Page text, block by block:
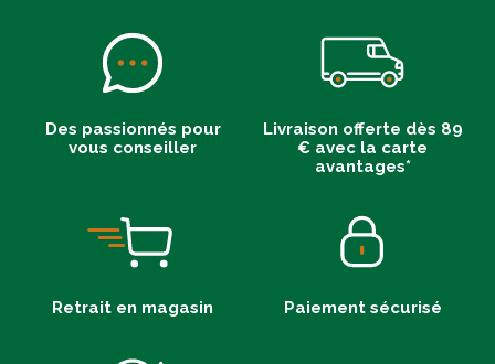
Des passionnés pour
vous conseiller
Livraison offerte dès 89
€ avec la carte
avantages*
Retrait en magasin Paiement sécurisé